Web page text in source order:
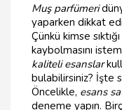
Muş parfümeri
yaparken dikkat
Çünkü kimse
kaybolmasını
kaliteli esanslar
bulabilirsiniz? İşte
Öncelikle, esans
deneme yapın.